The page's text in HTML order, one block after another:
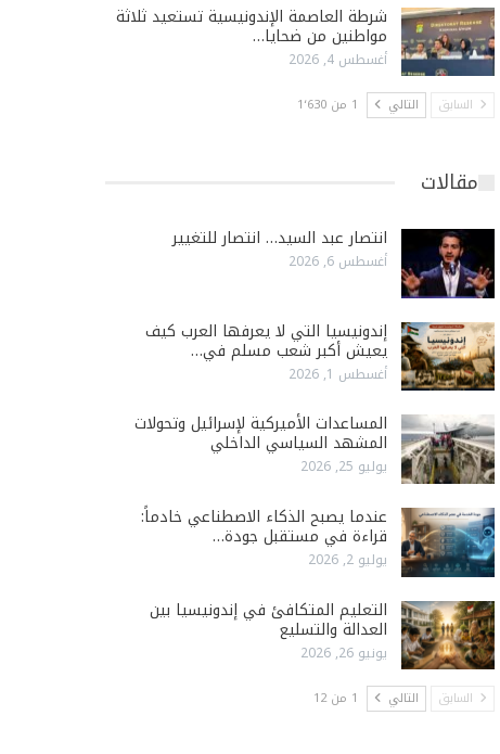
شرطة العاصمة الإندونيسية تستعيد ثلاثة
مواطنين من ضحايا…
أغسطس 4, 2026
السابق التالي 1 من 1٬630
مقالات
انتصار عبد السيد… انتصار للتغيير
أغسطس 6, 2026
إندونيسيا التي لا يعرفها العرب كيف
يعيش أكبر شعب مسلم في…
أغسطس 1, 2026
المساعدات الأميركية لإسرائيل وتحولات
المشهد السياسي الداخلي
يوليو 25, 2026
عندما يصبح الذكاء الاصطناعي خادماً:
قراءة في مستقبل جودة…
يوليو 2, 2026
التعليم المتكافئ في إندونيسيا بين
العدالة والتسليع
يونيو 26, 2026
السابق التالي 1 من 12